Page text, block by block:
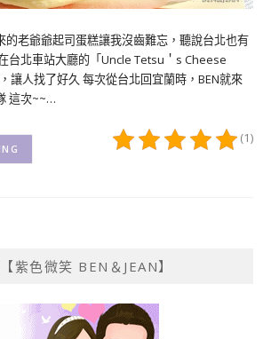
的老爺爺起司蛋糕讓我沒齒難忘，聽說台北也有
台北車站大廳的「Uncle Tetsu＇s Cheese
讓人找了好久 每次從台北回宜蘭時，BEN就來
這次~~…
(1)
紫色微笑 BEN＆JEAN】